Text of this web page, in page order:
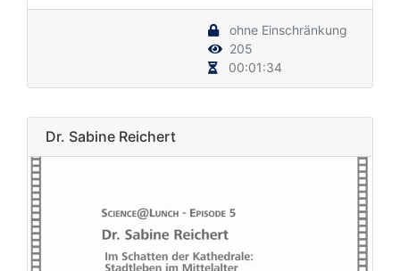
ohne Einschränkung
205
00:01:34
Dr. Sabine Reichert